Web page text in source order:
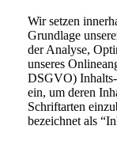
Wir setzen
Grundlage
der Analyse,
unseres
DSGVO)
ein, um deren
Schriftarten
bezeichnet als